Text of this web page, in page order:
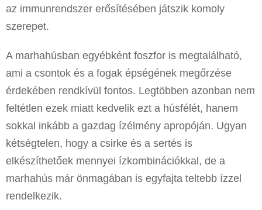
az immunrendszer erősítésében játszik komoly
szerepet.
A marhahúsban egyébként foszfor is megtalálható,
ami a csontok és a fogak épségének megőrzése
érdekében rendkívül fontos. Legtöbben azonban nem
feltétlen ezek miatt kedvelik ezt a húsfélét, hanem
sokkal inkább a gazdag ízélmény apropóján. Ugyan
kétségtelen, hogy a csirke és a sertés is
elkészíthetőek mennyei ízkombinációkkal, de a
marhahús már önmagában is egyfajta teltebb ízzel
rendelkezik.